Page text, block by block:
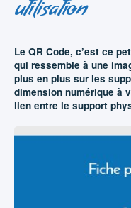
utilisation
Le QR Code, c’est ce
qui ressemble à une
plus en plus sur les
dimension numérique à
lien entre le support